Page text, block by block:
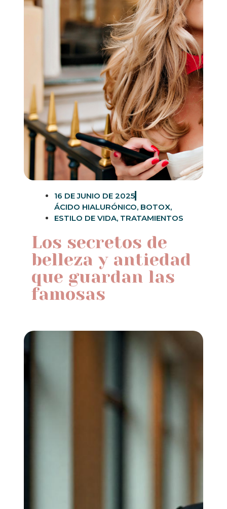
16 DE JUNIO DE 2025
ÁCIDO HIALURÓNICO, BOTOX,
ESTILO DE VIDA, TRATAMIENTOS
Los secretos de
belleza y antiedad
que guardan las
famosas